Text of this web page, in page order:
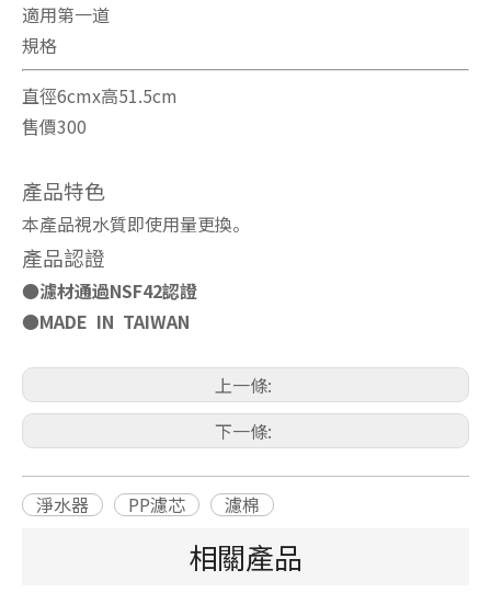
適用第一道
規格
直徑6cmx高51.5cm
售價300
產品特色
本產品視水質即使用量更換。
產品認證
●濾材通過NSF42認證
●MADE IN TAIWAN
上一條:
下一條:
淨水器 PP濾芯 濾棉
相關產品